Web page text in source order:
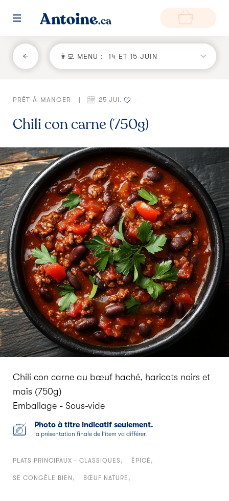
RETOUR
Fonctionnement
Environnement
Producteurs
Questions et réponses
Zone de livraison
👩‍💻 MENU : 14 ET 15 JUIN
PRÊT-À-MANGER 25 JUI.
Chili con carne (750g)
Chili con carne au bœuf haché, haricots noirs et
maïs (750g)
Emballage - Sous-vide
Photo à titre indicatif seulement.
la présentation finale de l’item va différer.
PLATS PRINCIPAUX - CLASSIQUES ÉPICÉ
SE CONGÈLE BIEN BŒUF NATURE